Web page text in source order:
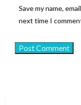
Save my name,
next time I